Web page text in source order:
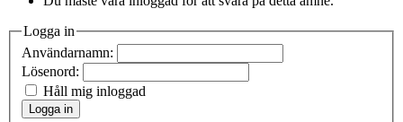
Logga in
Användarnamn:
Lösenord:
Håll mig inloggad
Logga in